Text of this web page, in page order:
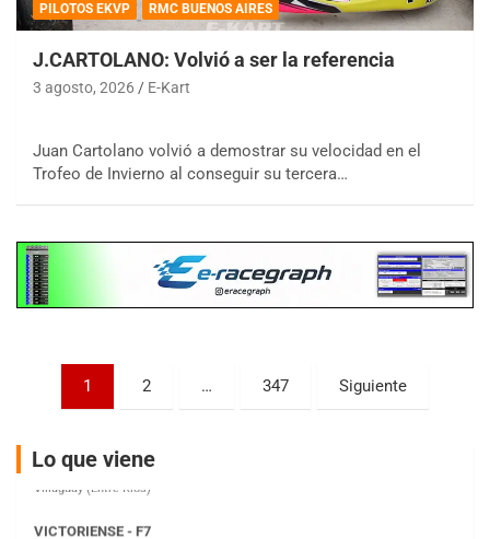
PILOTOS EKVP RMC BUENOS AIRES
J.CARTOLANO: Volvió a ser la referencia
3 agosto, 2026 E-Kart
Juan Cartolano volvió a demostrar su velocidad en el
Trofeo de Invierno al conseguir su tercera…
Paginación
entradas
1 2 … 347 Siguiente
Lo que viene
IAME SERIES ARGENTINA 6
KDO - F6
Ciudad de Trenque Lauquen (Asfalto)
Trenque Lauquen (Buenos Aires)
Parque de la Velocidad (Asfalto)
Villaguay (Entre Ríos)
Victoria (Entre Ríos)
Moto Club Reginense (Tierra)